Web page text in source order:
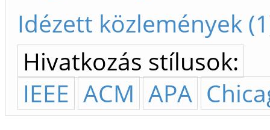
Idézett közlemények
Hivatkozás stílusok:
IEEE ACM APA